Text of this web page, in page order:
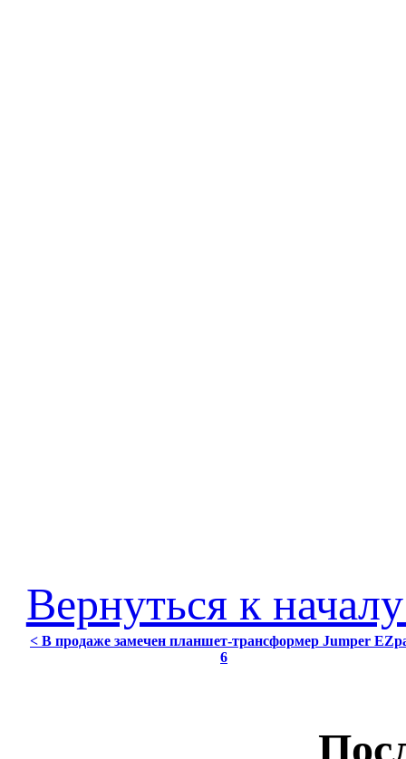
Вернуться к
< В продаже замечен планшет-трансформер Jumper
6